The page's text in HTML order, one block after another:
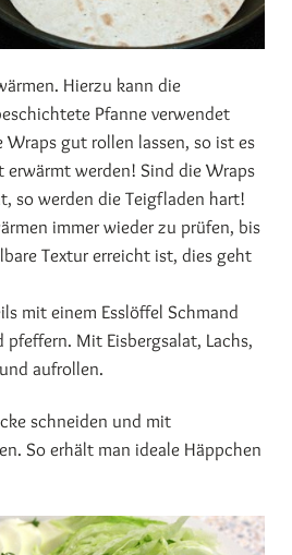
Hierzu kann die
Pfanne verwendet
gut rollen lassen, so ist es
werden! Sind die Wraps
so werden die Teigfladen hart!
immer wieder zu prüfen, bis
Textur erreicht ist, dies geht
mit einem Esslöffel Schmand
pfeffern. Mit Eisbergsalat, Lachs,
aufrollen.
schneiden und mit
So erhält man ideale Häppchen